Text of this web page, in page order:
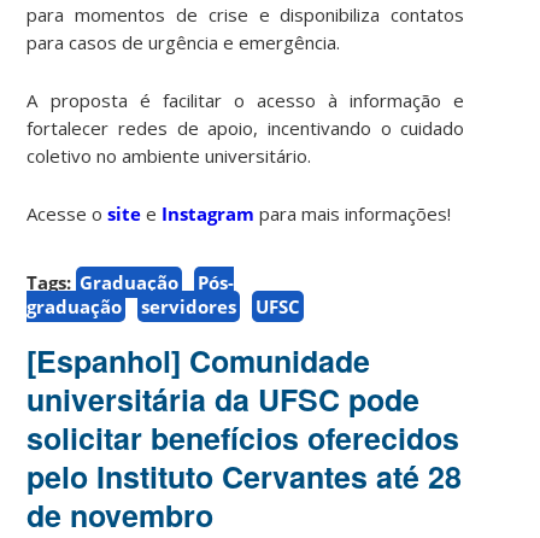
para momentos de crise e disponibiliza contatos
para casos de urgência e emergência.
A proposta é facilitar o acesso à informação e
fortalecer redes de apoio, incentivando o cuidado
coletivo no ambiente universitário.
Acesse osite e Instagram para mais informações!
Tags: Graduação
Pós-
graduação
servidores UFSC
[Espanhol] Comunidade
universitária da UFSC pode
solicitar benefícios oferecidos
pelo Instituto Cervantes até 28
de novembro